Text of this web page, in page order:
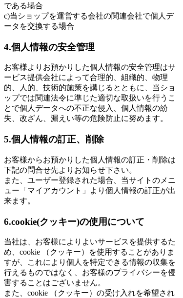
である場合
c)当ショップを運営する会社の関連会社で個人デ
ータを交換する場合
4.個人情報の安全管理
お客様よりお預かりした個人情報の安全管理はサ
ービス提供会社によって合理的、組織的、物理
的、人的、技術的施策を講じるとともに、当ショ
ップでは関連法令に準じた適切な取扱いを行うこ
とで個人データへの不正な侵入、個人情報の紛
失、改ざん、漏えい等の危険防止に努めます。
5.個人情報の訂正、削除
お客様からお預かりした個人情報の訂正・削除は
下記の問合せ先よりお知らせ下さい。
また、ユーザー登録された場合、当サイトのメニ
ュー「マイアカウント」より個人情報の訂正が出
来ます。
6.cookie(クッキー)の使用について
当社は、お客様によりよいサービスを提供するた
め、cookie （クッキー）を使用することがありま
すが、これにより個人を特定できる情報の収集を
行えるものではなく、お客様のプライバシーを侵
害することはございません。
また、cookie （クッキー）の受け入れを希望され